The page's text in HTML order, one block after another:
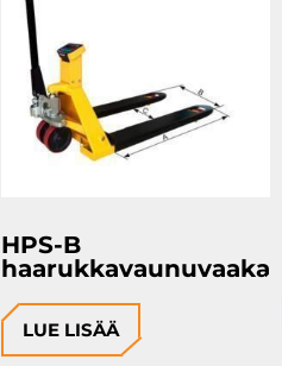
HPS-B
haarukkavaunuvaaka
LUE LISÄÄ